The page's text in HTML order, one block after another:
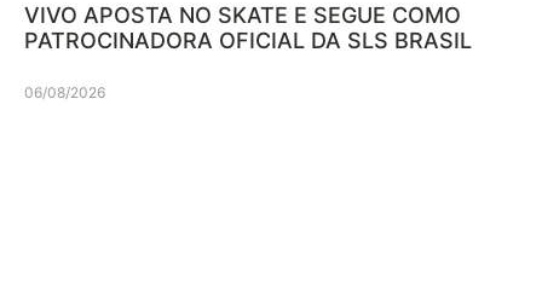
VIVO APOSTA NO SKATE E SEGUE COMO
PATROCINADORA OFICIAL DA SLS BRASIL
06/08/2026